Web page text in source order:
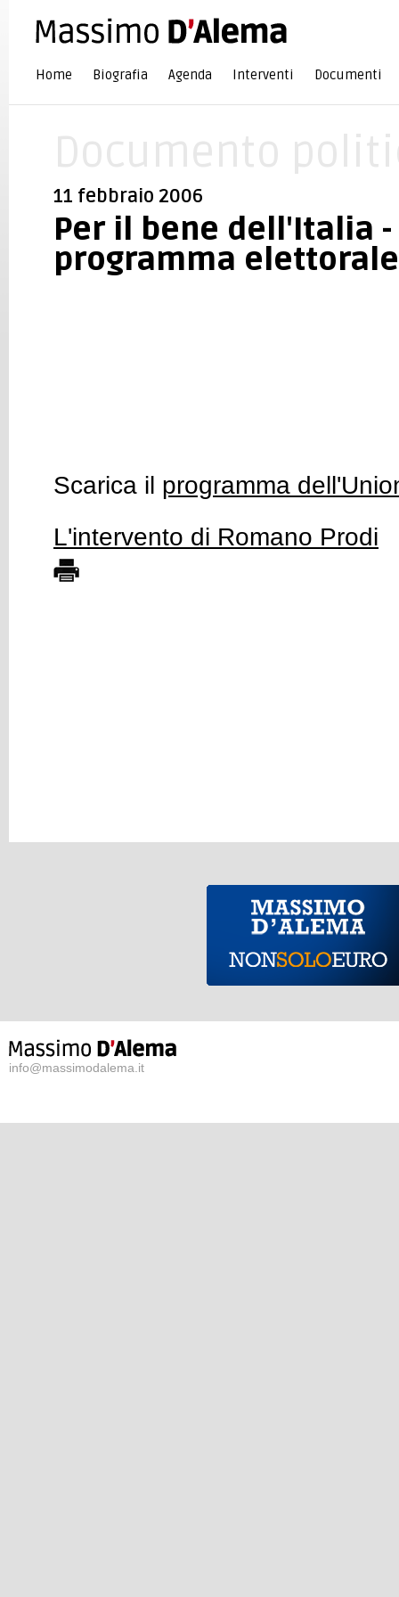
Home Biografia Agenda Interventi Documenti
11 febbraio 2006
Per il bene dell'Italia
programma
Scarica il programma
L'intervento di Romano Prodi
info@massimodalema.it